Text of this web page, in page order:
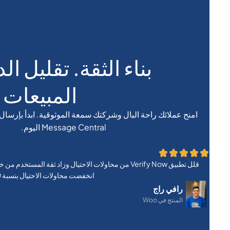
بناء الثقة. تقليل
امنح عملائك راحة البال وشركتك سمعة الموثوقية. ابدأ
Message Central اليوم.
انخفضت محاولات الاحتيال بنسبة 40٪، وزادت الثقة بنسبة 20٪
رافي راج
المنتج في Woo